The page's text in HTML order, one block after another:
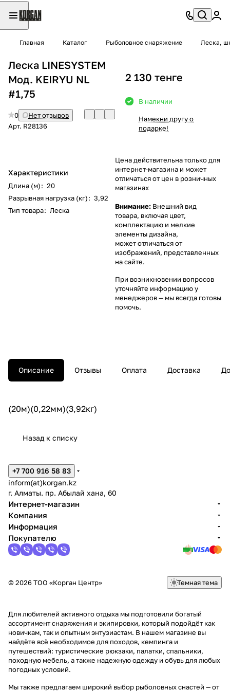
Главная Каталог Рыболовное снаряжение Леска,
Леска LINESYSTEM
Мод. KEIRYU NL
#1,75
0
Нет отзывов
Арт. R28136
Характеристики
Длина (м): 20
Разрывная нагрузка (кг): 3,92
Тип товара: Леска
2 130 тенге
В наличии
Намекни другу о
подарке!
Цена действительна только для
интернет-магазина и может
отличаться от цен в розничных
магазинах
Внимание: Внешний вид
товара, включая цвет,
комплектацию и мелкие
элементы дизайна,
может отличаться от
изображений, представленных
на сайте.
При возникновении вопросов
уточняйте информацию у
менеджеров— мы всегда готовы
помочь.
Описание Отзывы Оплата Доставка
(20м)(0,22мм)(3,92кг)
Назад к списку
+7 700 916 58 83
inform(at)korgan.kz
г. Алматы. пр. Абылай хана, 60
Интернет-магазин
Компания
Информация
Покупателю
© 2026 ТОО «Корган Центр» Темная тема
Для любителей активного отдыха мы подготовили богатый
ассортимент снаряжения и экипировки, который подойдёт как
новичкам, так и опытным энтузиастам. В нашем магазине вы
найдёте всё необходимое для походов, кемпинга и
путешествий: туристические рюкзаки, палатки, спальники,
походную мебель, а также надежную одежду и обувь для любых
погодных условий.
Мы также предлагаем широкий выбор рыболовных снастей — от